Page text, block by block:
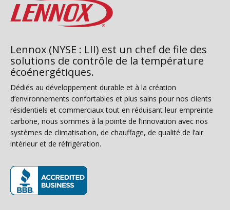
Lennox (NYSE : LII) est un chef de file des
solutions de contrôle de la température
écoénergétiques.
Dédiés au développement durable et à la création
d’environnements confortables et plus sains pour nos clients
résidentiels et commerciaux tout en réduisant leur empreinte
carbone, nous sommes à la pointe de l’innovation avec nos
systèmes de climatisation, de chauffage, de qualité de l’air
intérieur et de réfrigération.